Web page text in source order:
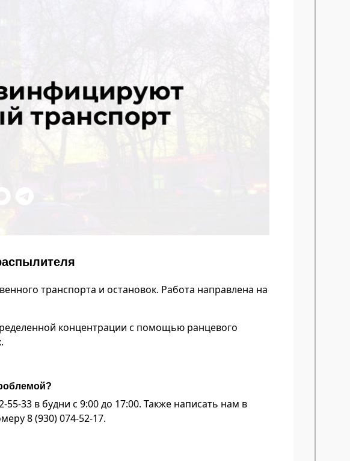
транспорта и остановок. Работа направлена на
концентрации с помощью ранцевого
33 в будни с 9:00 до 17:00. Также написать нам в
8 (930) 074-52-17.